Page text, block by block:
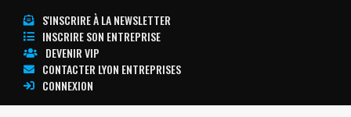
S'INSCRIRE À LA NEWSLETTER
INSCRIRE SON ENTREPRISE
DEVENIR VIP
CONTACTER LYON ENTREPRISES
CONNEXION